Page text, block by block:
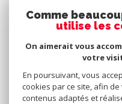
Cookies
Comme
utilise les
On aimerait vous
votre
En poursuivant, vous
cookies par ce site, afin
contenus adaptés et